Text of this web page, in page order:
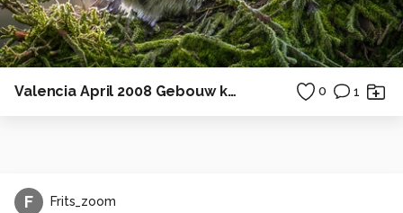
Valencia April 2008 Gebouw kunst en wetenshappen! 0 1
F Frits_zoom